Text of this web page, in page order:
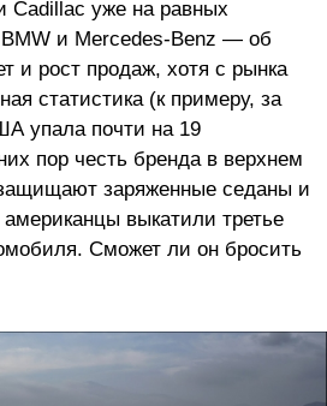
Cadillac уже на равных
и Mercedes-Benz — об
и рост продаж, хотя с рынка
статистика (к примеру, за
упала почти на 19
пор честь бренда в верхнем
заряженные седаны и
выкатили третье
Сможет ли он бросить